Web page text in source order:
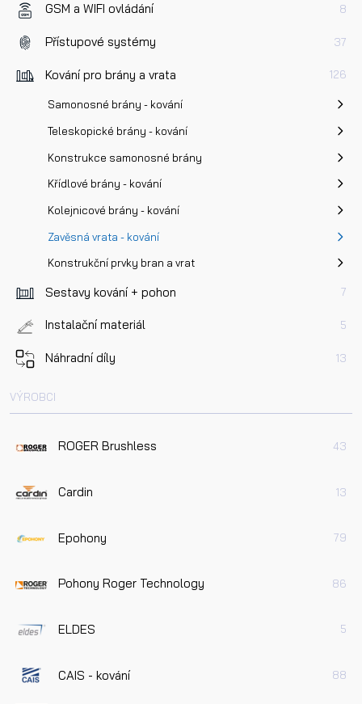
GSM a WIFI ovládání 8
Přístupové systémy 37
Kování pro brány a vrata 126
Samonosné brány - kování
Teleskopické brány - kování
Konstrukce samonosné brány
Křídlové brány - kování
Kolejnicové brány - kování
Zavěsná vrata - kování
Konstrukční prvky bran a vrat
Sestavy kování + pohon 7
Instalační materiál 5
Náhradní díly 13
VÝROBCI
ROGER Brushless 43
Cardin 13
Epohony 79
Pohony Roger Technology 86
ELDES 5
CAIS - kování 88